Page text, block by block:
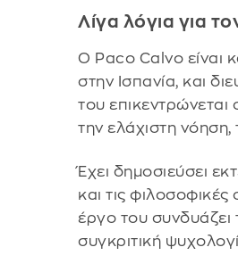
Λίγα λόγια για
Ο Paco Calvo είναι
στην Ισπανία, και
του
την ελάχιστη νόηση,
Έχει δημοσιεύσει
και τις
έργο του συνδυάζει
συγκριτική